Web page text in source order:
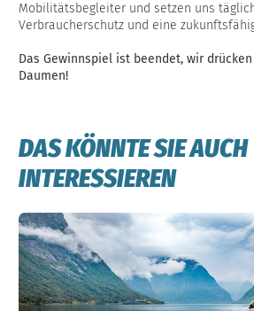
Mobilitätsbegleiter und setzen uns
Verbraucherschutz und eine
Das Gewinnspiel ist beendet, wir
Daumen!
DAS KÖNNTE SIE AUCH
INTERESSIEREN